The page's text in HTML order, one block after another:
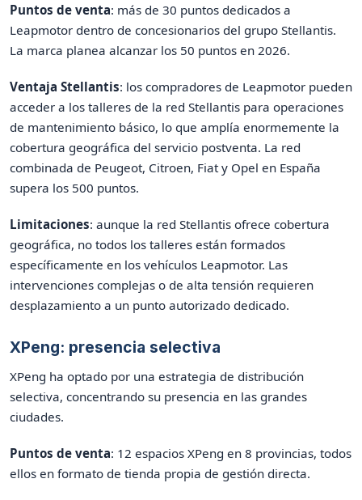
Puntos de venta: más de 30 puntos dedicados a
Leapmotor dentro de concesionarios del grupo Stellantis.
La marca planea alcanzar los 50 puntos en 2026.
Ventaja Stellantis: los compradores de Leapmotor pueden
acceder a los talleres de la red Stellantis para operaciones
de mantenimiento básico, lo que amplía enormemente la
cobertura geográfica del servicio postventa. La red
combinada de Peugeot, Citroen, Fiat y Opel en España
supera los 500 puntos.
Limitaciones: aunque la red Stellantis ofrece cobertura
geográfica, no todos los talleres están formados
específicamente en los vehículos Leapmotor. Las
intervenciones complejas o de alta tensión requieren
desplazamiento a un punto autorizado dedicado.
XPeng: presencia selectiva
XPeng ha optado por una estrategia de distribución
selectiva, concentrando su presencia en las grandes
ciudades.
Puntos de venta: 12 espacios XPeng en 8 provincias, todos
ellos en formato de tienda propia de gestión directa.